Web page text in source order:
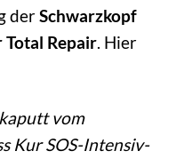
derSchwarzkopf
Total Repair. Hier
vom
Kur SOS-Intensiv-